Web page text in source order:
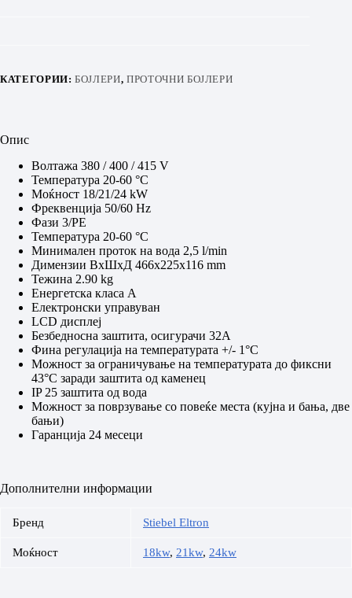
КАТЕГОРИИ:БОЈЛЕРИ,ПРОТОЧНИ БОЈЛЕРИ
Опис
Волтажа 380 / 400 / 415 V
Температура 20-60 °C
Моќност 18/21/24 kW
Фреквенција 50/60 Hz
Фази 3/PE
Температура 20-60 °C
Минимален проток на вода 2,5 l/min
Димензии ВхШхД 466х225х116 mm
Тежина 2.90 kg
Енергетска класа A
Електронски управуван
LCD дисплеј
Безбедносна заштита, осигурачи 32А
Фина регулација на температурата +/- 1°C
Можност за ограничување на температурата до фиксни
43°C заради заштита од каменец
IP 25 заштита од вода
Можност за поврзување со повеќе места (кујна и бања, две
бањи)
Гаранција 24 месеци
Дополнителни информации
Бренд Stiebel Eltron
Моќност 18kw, 21kw, 24kw